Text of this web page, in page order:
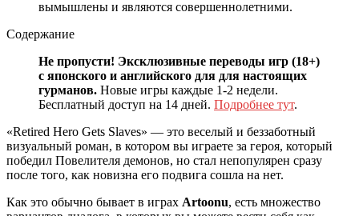
вымышлены и являются совершеннолетними.
Содержание
Не пропусти! Эксклюзивные переводы игр (18+)
с японского и английского для для настоящих
гурманов. Новые игры каждые 1-2 недели.
Бесплатный доступ на 14 дней. Подробнее тут.
«Retired Hero Gets Slaves» — это веселый и беззаботный
визуальный роман, в котором вы играете за героя, который
победил Повелителя демонов, но стал непопулярен сразу
после того, как новизна его подвига сошла на нет.
Как это обычно бывает в играх Artoonu, есть множество